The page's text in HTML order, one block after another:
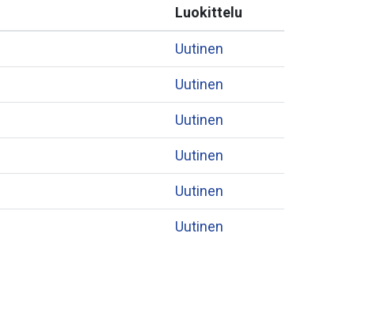
Luokittelu
Uutinen
Uutinen
Uutinen
Uutinen
Uutinen
Uutinen